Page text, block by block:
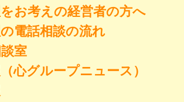
お考えの経営者の方へ
電話相談の流れ
室
（心グループニュース）